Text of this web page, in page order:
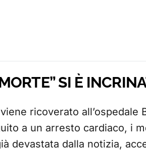
SI È
ricoverato all’ospedale
a un arresto cardiaco, i
devastata dalla notizia,